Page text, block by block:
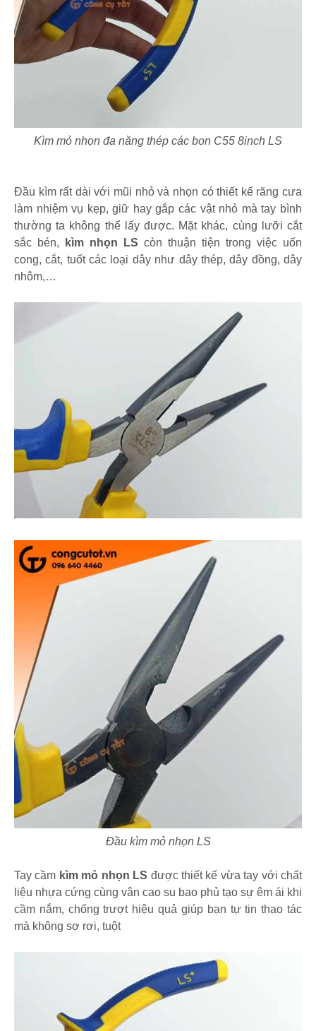
Kìm mỏ nhọn đa năng thép các bon C55 8inch LS
Đầu kìm rất dài với mũi nhỏ và nhọn có thiết kế răng cưa
làm nhiệm vụ kẹp, giữ hay gắp các vật nhỏ mà tay bình
thường ta không thể lấy được. Mặt khác, cùng lưỡi cắt
sắc bén,
kìm nhọn LS còn thuận tiện trong việc uốn
cong, cắt, tuốt các loại dây như dây thép, dây đồng, dây
nhôm,…
Đầu kìm mỏ nhọn LS
Tay cầm kìm mỏ nhọn LS được thiết kế vừa tay với chất
liệu nhựa cứng cùng vân cao su bao phủ tạo sự êm ái khi
cầm nắm, chống trượt hiệu quả giúp bạn tự tin thao tác
mà không sợ rơi, tuột